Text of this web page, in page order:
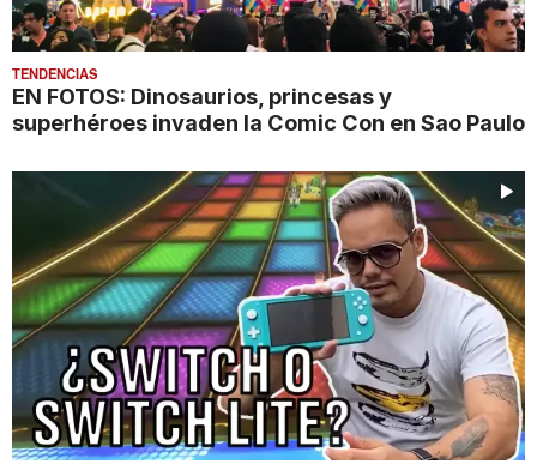
TENDENCIAS
EN FOTOS: Dinosaurios, princesas y
superhéroes invaden la Comic Con en Sao Paulo